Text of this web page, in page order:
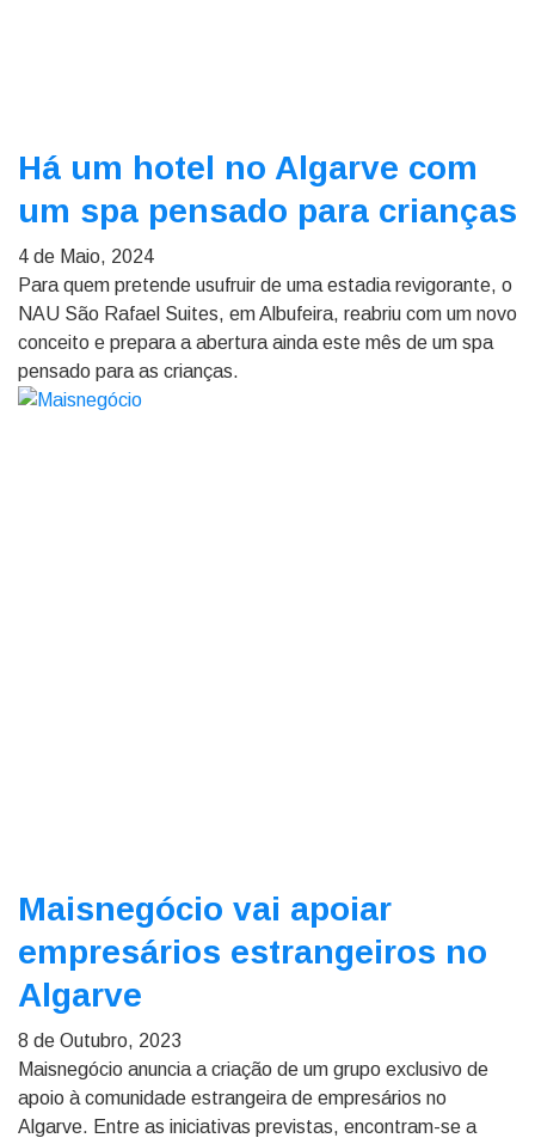
Há um hotel no Algarve com
um spa pensado para crianças
4 de Maio, 2024
Para quem pretende usufruir de uma estadia revigorante, o
NAU São Rafael Suites, em Albufeira, reabriu com um novo
conceito e prepara a abertura ainda este mês de um spa
pensado para as crianças.
Maisnegócio vai apoiar
empresários estrangeiros no
Algarve
8 de Outubro, 2023
Maisnegócio anuncia a criação de um grupo exclusivo de
apoio à comunidade estrangeira de empresários no
Algarve. Entre as iniciativas previstas, encontram-se a